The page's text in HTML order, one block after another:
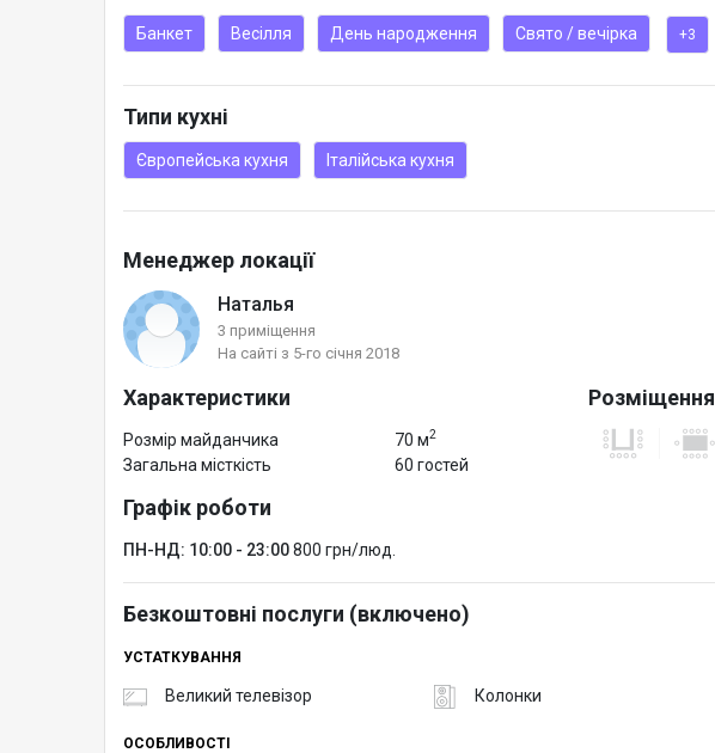
Банкет Весілля День народження Свято / вечірка +3
Типи кухні
Європейська кухня Італійська кухня
Менеджер локації
Наталья
3 приміщення
На сайті з 5-го січня 2018
Характеристики
Розмір майданчика 70 м2
Загальна місткість 60 гостей
Розміщення
Графік роботи
ПН-НД: 10:00 - 23:00800 грн/люд.
Безкоштовні послуги (включено)
УСТАТКУВАННЯ
Великий телевізор Колонки
ОСОБЛИВОСТІ